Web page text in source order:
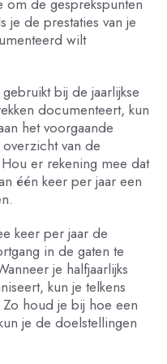
je de prestaties van je
wilt
bij de jaarlijkse
documenteert, kun
het voorgaande
van de
er rekening mee dat
één keer per jaar een
keer per jaar de
in de gaten te
je halfjaarlijks
kun je telkens
houd je bij hoe een
je de doelstellingen